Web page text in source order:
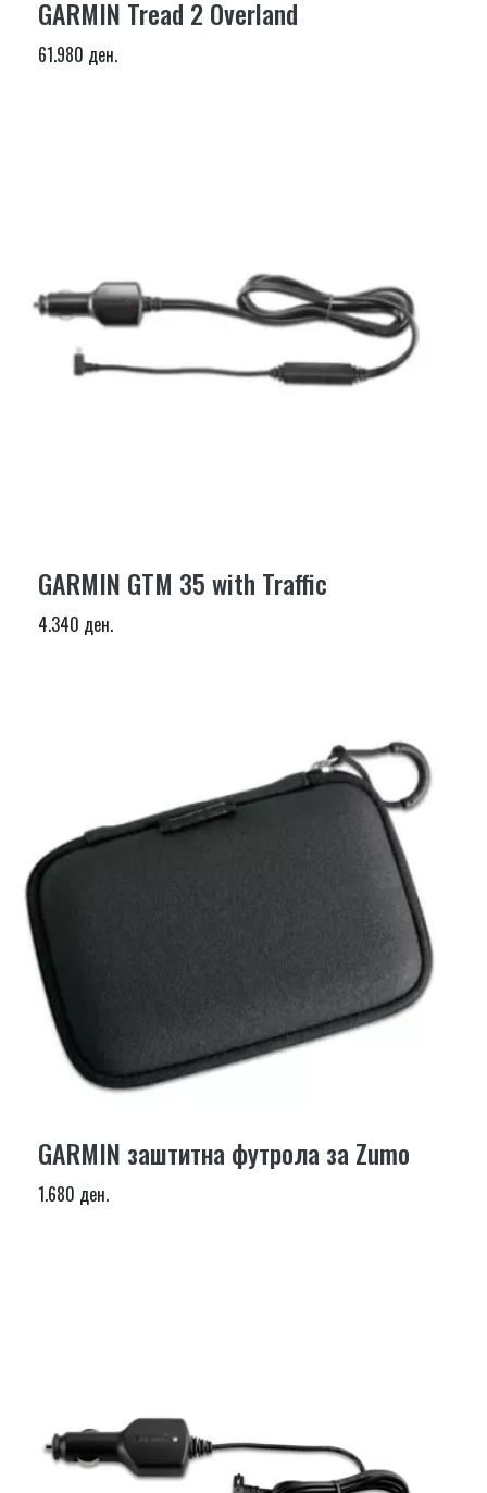
GARMIN Tread 2 Overland
61.980 ден.
GARMIN GTM 35 with Traffic
4.340 ден.
GARMIN заштитна футрола за Zumo
1.680 ден.